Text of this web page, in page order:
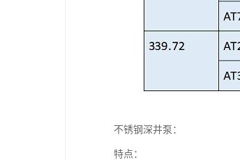
不锈钢深井泵：
特点：